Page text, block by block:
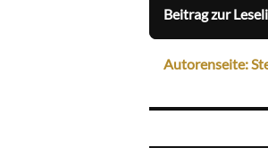
Beitrag zur
Autorenseite: